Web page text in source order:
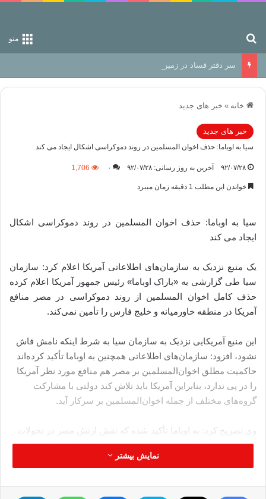
منو
سر دفتر فساد در زمین‌، دوری وکناره‌گیری از راه خداست‌!
خانه » خبر های جدید
خبر های جدید
سیا به اوباما: حذف اخوان المسلمین در روند دموکراسی اشکال ایجاد می کند
۹۲/۰۷/۲۸ آخرین به روز رسانی: ۹۲/۰۷/۲۸ ۰ 1,706
خواندن این مطلب 1 دقیقه زمان میبرد
سیا به اوباما: حذف اخوان المسلمین در روند دموکراسی اشکال
ایجاد می کند
یک منبع نزدیک به سازمان‌های اطلاعاتی آمریکا اعلام کرد: سازمان
سیا طی گزارشی به «باراک اوباما» رئیس جمهور آمریکا اعلام کرده
حذف کامل اخوان المسلمین از روند دموکراسی در مصر منافع
آمریکا در منطقه خاورمیانه و خلیج فارس را تأمین نمی‌کند.
این منبع آمریکایی نزدیک به سازمان سیا به شرط اینکه نامش فاش
نشود، افزود: سازمان‌های اطلاعاتی همچنین به اوباما تأکید کرده‌اند
حاکمیت مطلق اخوان‌المسلمین بر مصر هم منافع مورد نظر آمریکا
را در پی ندارد، بنابراین آمریکا باید تلاش کند دولتی با مشارکت
گروه‌های مختلف از جمله اخوان‌المسلمین بر سرکار آید.
وی تصریح کرد: به اوباما تأکید شده که نقش ارتش مصر در تحولات
سیاسی به حداقل برسد چرا که در صورت قدرت گرفتن ارتش این
احتمال وجود دارد در آینده تنش هایی میان مصر و اسرائیل بوجود
نمایش بیشتر